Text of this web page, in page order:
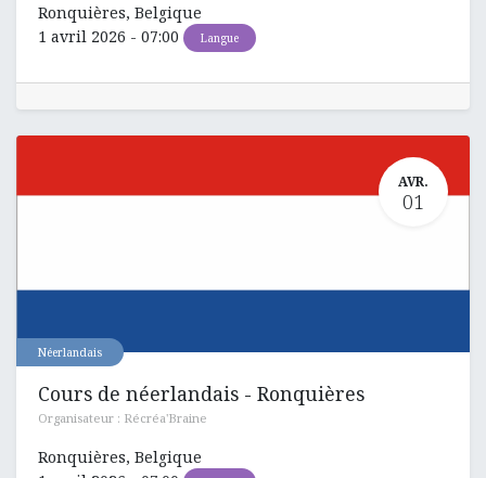
Ronquières, Belgique
1 avril 2026 - 07:00 Langue
AVR.
01
Néerlandais
Cours de néerlandais - Ronquières
Organisateur : Récréa'Braine
Ronquières, Belgique